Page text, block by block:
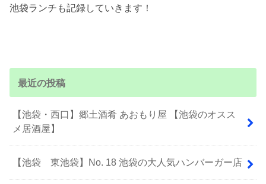
池袋ランチも記録していきます！
最近の投稿
【池袋・西口】郷土酒肴 あおもり屋 【池袋のオスス
メ居酒屋】
【池袋 東池袋】No. 18 池袋の大人気ハンバーガー店